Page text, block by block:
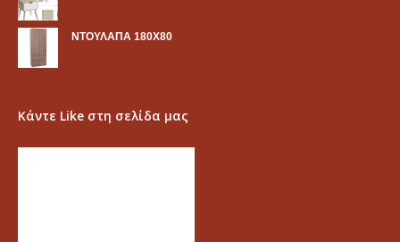
ΝΤΟΥΛΑΠΑ 180Χ80
Κάντε Like στη σελίδα μας